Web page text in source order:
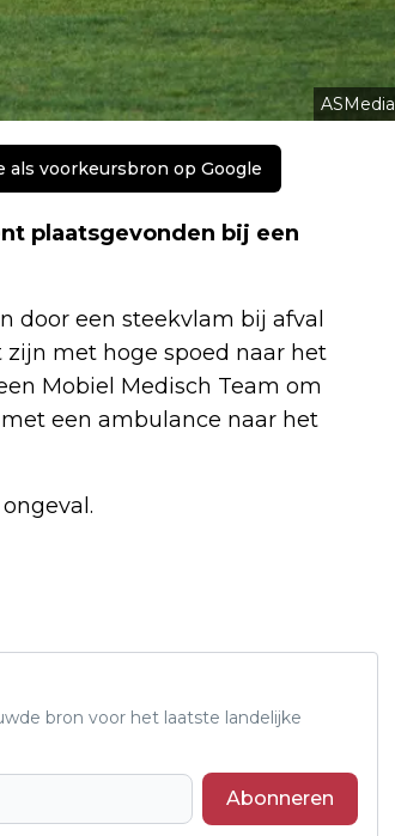
ASMedia
als voorkeursbron op Google
plaatsgevonden bij een
door een steekvlam bij afval
met hoge spoed naar het
Mobiel Medisch Team om
een ambulance naar het
bron voor het laatste landelijke
Abonneren